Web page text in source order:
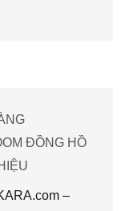
ĐỒNG HỒ
–